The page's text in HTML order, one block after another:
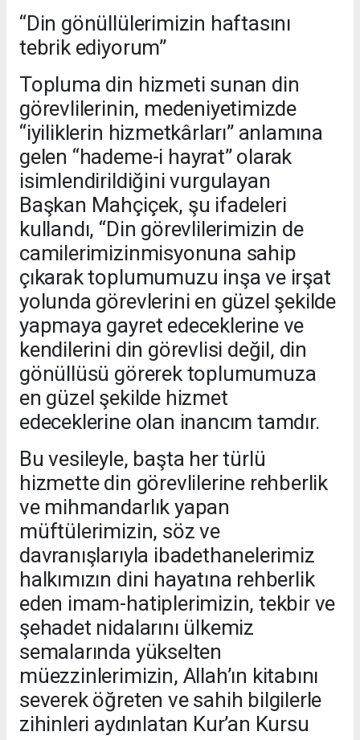
“Din gönüllülerimizin haftasını
tebrik ediyorum”
Topluma din hizmeti sunan din
görevlilerinin, medeniyetimizde
“iyiliklerin hizmetkârları” anlamına
gelen “hademe-i hayrat” olarak
isimlendirildiğini vurgulayan
Başkan Mahçiçek, şu ifadeleri
kullandı, “Din görevlilerimizin de
camilerimizinmisyonuna sahip
çıkarak toplumumuzu inşa ve irşat
yolunda görevlerini en güzel şekilde
yapmaya gayret edeceklerine ve
kendilerini din görevlisi değil, din
gönüllüsü görerek toplumumuza
en güzel şekilde hizmet
edeceklerine olan inancım tamdır.
Bu vesileyle, başta her türlü
hizmette din görevlilerine rehberlik
ve mihmandarlık yapan
müftülerimizin, söz ve
davranışlarıyla ibadethanelerimiz
halkımızın dini hayatına rehberlik
eden imam-hatiplerimizin, tekbir ve
şehadet nidalarını ülkemiz
semalarında yükselten
müezzinlerimizin, Allah’ın kitabını
severek öğreten ve sahih bilgilerle
zihinleri aydınlatan Kur’an Kursu